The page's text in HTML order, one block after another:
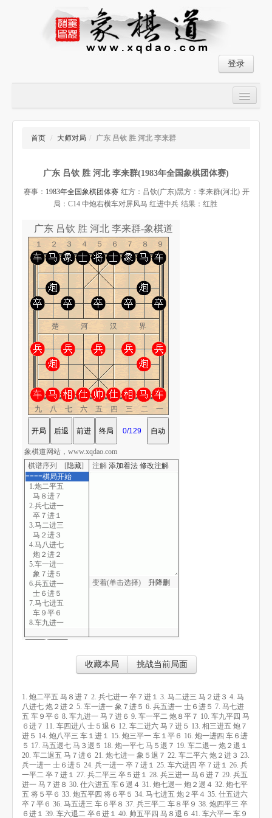
登录
大师对局
象棋棋谱
残局破解
象棋小游戏
首页 / 大师对局 / 广东 吕钦 胜 河北 李来群
广东 吕钦 胜 河北 李来群(1983年全国象棋团体赛)
赛事： 1983年全国象棋团体赛 红方：吕钦(广东)黑方：李来群(河北) 开
局：C14 中炮右横车对屏风马 红进中兵 结果：红胜
广东 吕钦 胜 河北 李来群-象棋道
１２３４５６７８９
楚 河 汉 界
九八七六五四三二一
棋谱序列 [隐藏]
====棋局开始
1.炮二平五
马８进７
2.兵七进一
卒７进１
3.马二进三
马２进３
4.马八进七
炮２进２
5.车一进一
象７进５
6.兵五进一
士６进５
7.马七进五
车９平６
8.车九进一
9.车一平二
12.车二进六
马７进５
13.相三进五
炮７进５
14.炮八平三
车１进１
15.炮三平一
车１平６
16.炮一进四
车６进５
17.马五退七
马３退５
注解 添加着法 修改注解
变着(单击选择) 升降删
象棋道网站，www.xqdao.com
收藏本局 挑战当前局面
1. 炮二平五 马８进７ 2. 兵七进一 卒７进１ 3. 马二进三 马２进３ 4. 马
八进七 炮２进２ 5. 车一进一 象７进５ 6. 兵五进一 士６进５ 7. 马七进
五 车９平６ 8. 车九进一 马７进６ 9. 车一平二 炮８平７ 10. 车九平四 马
６进７ 11. 车四进八 士５退６ 12. 车二进六 马７进５ 13. 相三进五 炮７
进５ 14. 炮八平三 车１进１ 15. 炮三平一 车１平６ 16. 炮一进四 车６进
５ 17. 马五退七 马３退５ 18. 炮一平七 马５退７ 19. 车二退一 炮２退１
20. 车二退五 马７进６ 21. 炮七进一 象５退７ 22. 车二平六 炮２进３ 23.
兵一进一 士６进５ 24. 兵一进一 卒７进１ 25. 车六进四 卒７进１ 26. 兵
一平二 卒７进１ 27. 兵二平三 卒５进１ 28. 兵三进一 马６进７ 29. 兵五
进一 马７进８ 30. 仕六进五 车６退４ 31. 炮七退一 炮２退４ 32. 炮七平
五 将５平６ 33. 炮五平四 将６平５ 34. 马七进五 炮２平４ 35. 仕五进六
卒７平６ 36. 马五进三 车６平８ 37. 兵三平二 车８平９ 38. 炮四平三 卒
６进１ 39. 车六退二 卒６进１ 40. 帅五平四 马８退６ 41. 车六平一 车９